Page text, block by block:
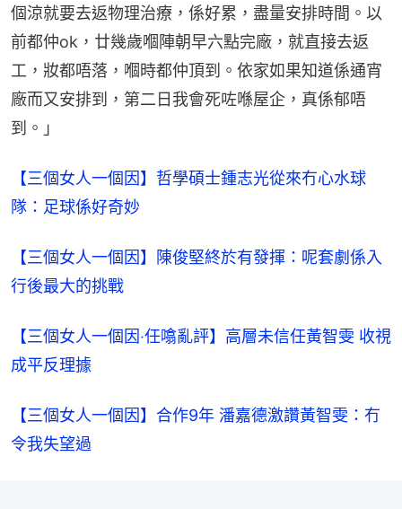
個涼就要去返物理治療，係好累，盡量安排時間。以
前都仲ok，廿幾歲嗰陣朝早六點完廠，就直接去返
工，妝都唔落，嗰時都仲頂到。依家如果知道係通宵
廠而又安排到，第二日我會死咗喺屋企，真係郁唔
到。」
【三個女人一個因】哲學碩士鍾志光從來冇心水球
隊：足球係好奇妙
【三個女人一個因】陳俊堅終於有發揮：呢套劇係入
行後最大的挑戰
【三個女人一個因‧任噏亂評】高層未信任黃智雯 收視
成平反理據
【三個女人一個因】合作9年 潘嘉德激讚黃智雯：冇
令我失望過